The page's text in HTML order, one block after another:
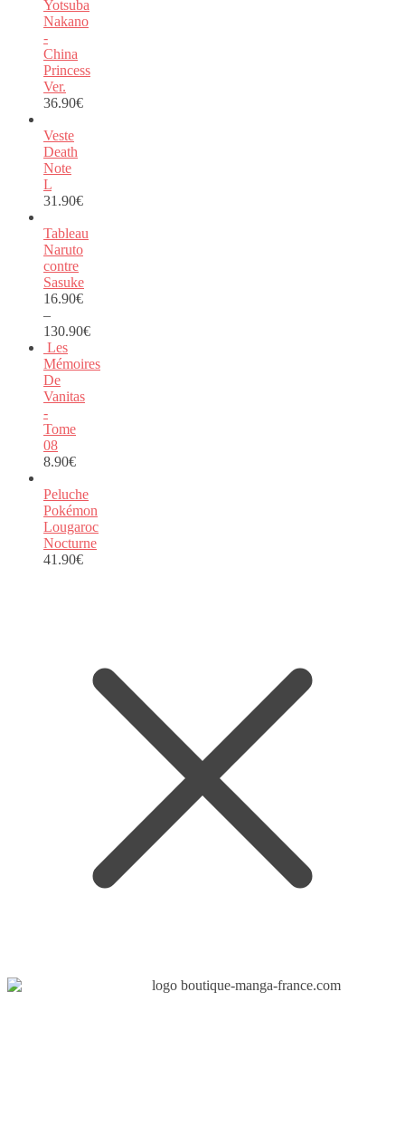
Yotsuba
Nakano
-
China
Princess
Ver.
36.90€
Veste
Death
Note
L
31.90€
Tableau
Naruto
contre
Sasuke
16.90€
–
130.90€
Les
Mémoires
De
Vanitas
-
Tome
08
8.90€
Peluche
Pokémon
Lougaroc
Nocturne
41.90€